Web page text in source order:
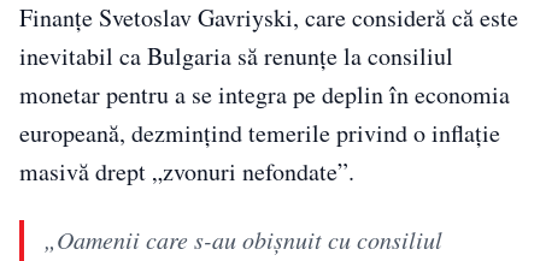
Finanțe Svetoslav Gavriyski, care consideră că este
inevitabil ca Bulgaria să renunțe la consiliul
monetar pentru a se integra pe deplin în economia
europeană, dezmințind temerile privind o inflație
masivă drept „zvonuri nefondate”.
„Oamenii care s-au obişnuit cu consiliul